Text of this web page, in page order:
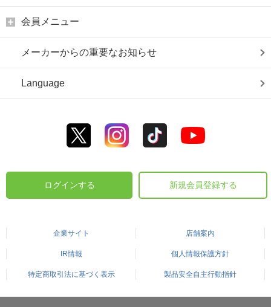
会員メニュー
メーカーからの重要なお知らせ
Language
ログインする 新規会員登録する
企業サイト 店舗案内
IR情報 個人情報保護方針
特定商取引法に基づく表示 製品安全自主行動指針